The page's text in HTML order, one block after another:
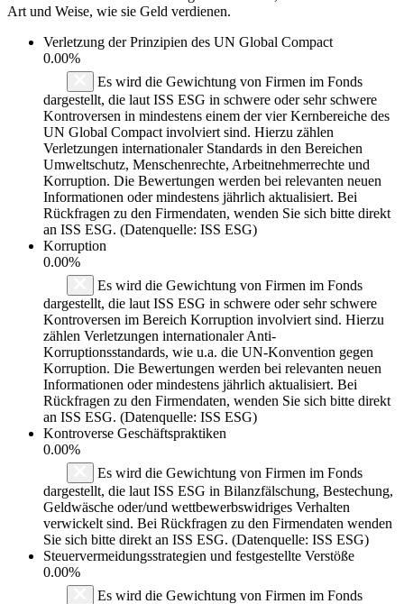
Art und Weise, wie sie Geld verdienen.
Verletzung der Prinzipien des UN Global Compact
0.00%
Es wird die Gewichtung von Firmen im Fonds
dargestellt, die laut ISS ESG in schwere oder sehr schwere
Kontroversen in mindestens einem der vier Kernbereiche des
UN Global Compact involviert sind. Hierzu zählen
Verletzungen internationaler Standards in den Bereichen
Umweltschutz, Menschenrechte, Arbeitnehmerrechte und
Korruption. Die Bewertungen werden bei relevanten neuen
Informationen oder mindestens jährlich aktualisiert. Bei
Rückfragen zu den Firmendaten, wenden Sie sich bitte direkt
an ISS ESG. (Datenquelle: ISS ESG)
Korruption
0.00%
Es wird die Gewichtung von Firmen im Fonds
dargestellt, die laut ISS ESG in schwere oder sehr schwere
Kontroversen im Bereich Korruption involviert sind. Hierzu
zählen Verletzungen internationaler Anti-
Korruptionsstandards, wie u.a. die UN-Konvention gegen
Korruption. Die Bewertungen werden bei relevanten neuen
Informationen oder mindestens jährlich aktualisiert. Bei
Rückfragen zu den Firmendaten, wenden Sie sich bitte direkt
an ISS ESG. (Datenquelle: ISS ESG)
Kontroverse Geschäftspraktiken
0.00%
Es wird die Gewichtung von Firmen im Fonds
dargestellt, die laut ISS ESG in Bilanzfälschung, Bestechung,
Geldwäsche oder/und wettbewerbswidriges Verhalten
verwickelt sind. Bei Rückfragen zu den Firmendaten wenden
Sie sich bitte direkt an ISS ESG. (Datenquelle: ISS ESG)
Steuervermeidungsstrategien und festgestellte Verstöße
0.00%
Es wird die Gewichtung von Firmen im Fonds